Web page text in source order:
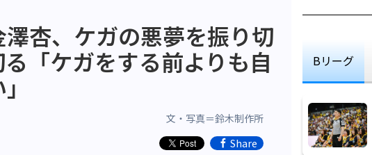
杏、ケガの悪夢を振り切
「ケガをする前よりも自
文・写真＝鈴木制作所
Share
Bリーグ